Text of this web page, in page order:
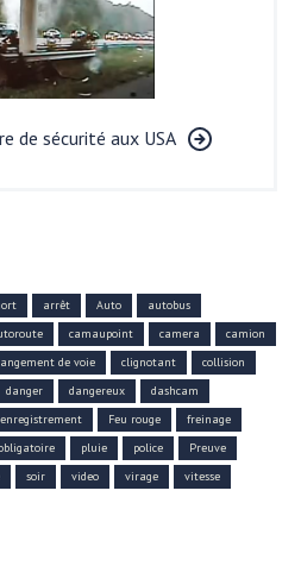
de sécurité aux USA
arrêt Auto
autobus
camaupoint camera
camion
de voie clignotant
collision
danger dangereux
dashcam
enregistrement Feu rouge
freinage
pluie police
Preuve
soir video virage
vitesse